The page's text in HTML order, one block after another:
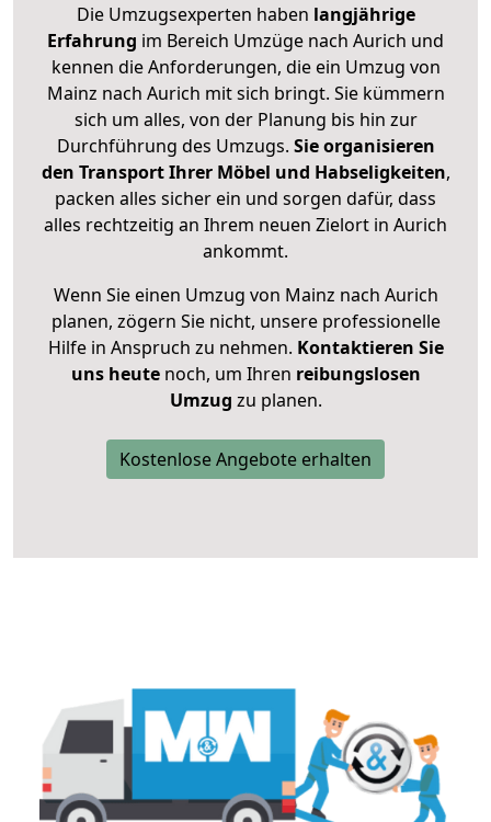
Die Umzugsexperten haben langjährige
Erfahrung im Bereich Umzüge nach Aurich und
kennen die Anforderungen, die ein Umzug von
Mainz nach Aurich mit sich bringt. Sie kümmern
sich um alles, von der Planung bis hin zur
Durchführung des Umzugs. Sie organisieren
den Transport Ihrer Möbel und Habseligkeiten,
packen alles sicher ein und sorgen dafür, dass
alles rechtzeitig an Ihrem neuen Zielort in Aurich
ankommt.
Wenn Sie einen Umzug von Mainz nach Aurich
planen, zögern Sie nicht, unsere professionelle
Hilfe in Anspruch zu nehmen. Kontaktieren Sie
uns heutenoch, um Ihren reibungslosen
Umzug zu planen.
Kostenlose Angebote erhalten